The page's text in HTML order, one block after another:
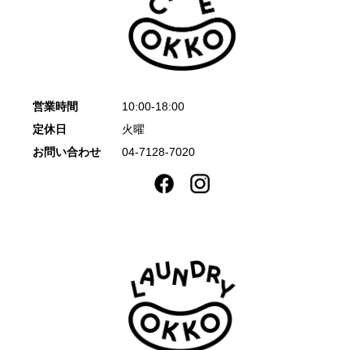
営業時間
10:00-18:00
定休日
火曜
お問い合わせ
04-7128-7020